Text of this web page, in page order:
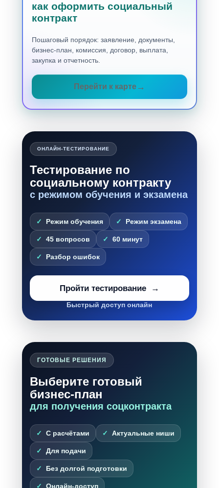
как оформить социальный
контракт
Пошаговый порядок: заявление, документы,
бизнес-план, комиссия, договор, выплата,
закупка и отчетность.
Перейти к карте
ОНЛАЙН-ТЕСТИРОВАНИЕ
Тестирование по
социальному контракту
с режимом обучения и экзамена
Режим обучения Режим экзамена
45 вопросов 60 минут
Разбор ошибок
Пройти тестирование
Быстрый доступ онлайн
ГОТОВЫЕ РЕШЕНИЯ
Выберите готовый
бизнес-план
для получения соцконтракта
С расчётами Актуальные ниши
Для подачи
Без долгой подготовки
Онлайн-доступ